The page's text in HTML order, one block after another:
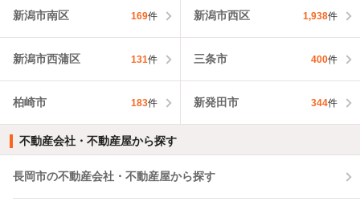
新潟市南区 169件 新潟市西区 1,938件
新潟市西蒲区 131件 三条市 400件
柏崎市 183件 新発田市 344件
不動産会社・不動産屋から探す
長岡市の不動産会社・不動産屋から探す